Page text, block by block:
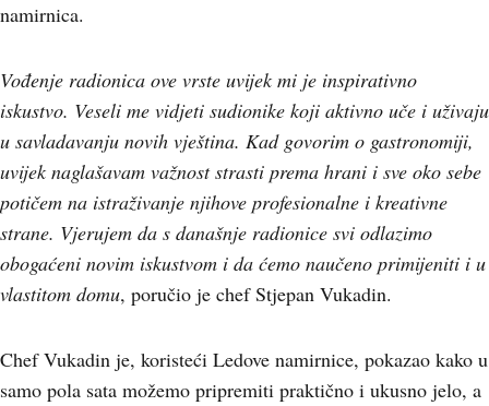
namirnica.
Vođenje radionica ove vrste uvijek mi je inspirativno
iskustvo. Veseli me vidjeti sudionike koji aktivno uče i uživaju
u savladavanju novih vještina. Kad govorim o gastronomiji,
uvijek naglašavam važnost strasti prema hrani i sve oko sebe
potičem na istraživanje njihove profesionalne i kreativne
strane. Vjerujem da s današnje radionice svi odlazimo
obogaćeni novim iskustvom i da ćemo naučeno primijeniti i u
vlastitom domu, poručio je chef Stjepan Vukadin.
Chef Vukadin je, koristeći Ledove namirnice, pokazao kako u
samo pola sata možemo pripremiti praktično i ukusno jelo, a